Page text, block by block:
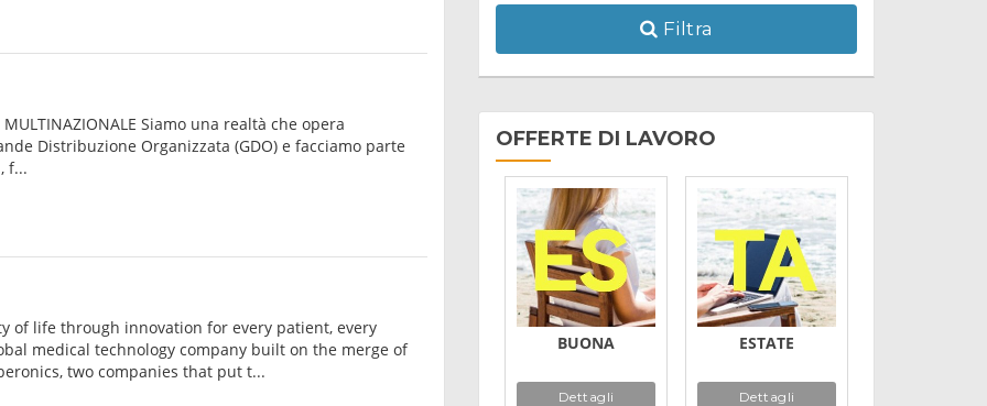
MULTINAZIONALE Siamo una realtà che opera
Distribuzione Organizzata (GDO) e facciamo parte
f...
of life through innovation for every patient, every
medical technology company built on the merge of
two companies that put t...
Filtra
OFFERTE DI LAVORO
BUONA
Dettagli
ESTATE
Dettagli